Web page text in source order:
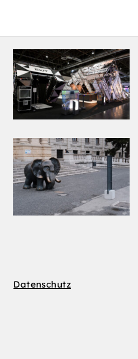
Datenschutz